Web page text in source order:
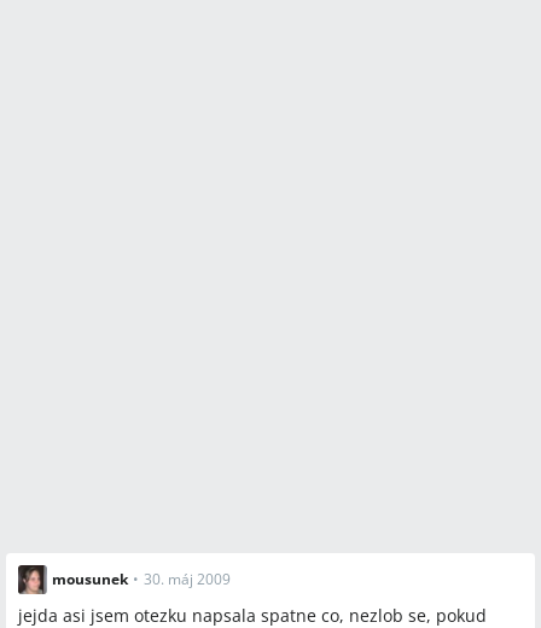
mousunek • 30. máj 2009
jejda asi jsem otezku napsala spatne co, nezlob se, pokud